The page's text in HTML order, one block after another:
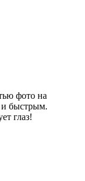
фото на
и быстрым.
глаз!